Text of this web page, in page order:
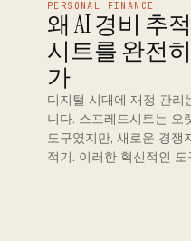
PERSONAL FINANCE
왜 AI 경비 추
시트를 완전
가
디지털 시대에 재정 관리
니다. 스프레드시트는 오
도구였지만, 새로운 경쟁
적기. 이러한 혁신적인